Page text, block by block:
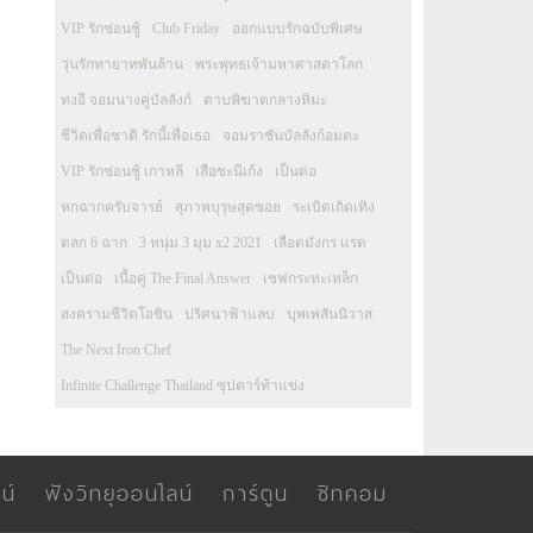
VIP รักซ่อนชู้ Club Friday ออกแบบรักฉบับพิเศษ
วุ่นรักทายาทพันล้าน พระพุทธเจ้ามหาศาสดาโลก
ทงอี จอมนางคู่บัลลังก์ ดาบพิฆาตกลางหิมะ
ชีวิตเพื่อชาติ รักนี้เพื่อเธอ จอมราชันบัลลังก์อมตะ
VIP รักซ่อนชู้ เกาหลี เสือชะนีเก้ง เป็นต่อ
หกฉากครับจารย์ สุภาพบุรุษสุดซอย ระเบิดเถิดเทิง
ตลก 6 ฉาก 3 หนุ่ม 3 มุม x2 2021 เลือดมังกร แรด
เป็นต่อ เนื้อคู่ The Final Answer เชฟกระทะเหล็ก
สงครามชีวิตโอชิน ปริศนาฟ้าแลบ บุพเพสันนิวาส
The Next Iron Chef
Infinite Challenge Thailand ซุปตาร์ท้าแข่ง
ฟังวิทยุออนไลน์ การ์ตูน ซิทคอม